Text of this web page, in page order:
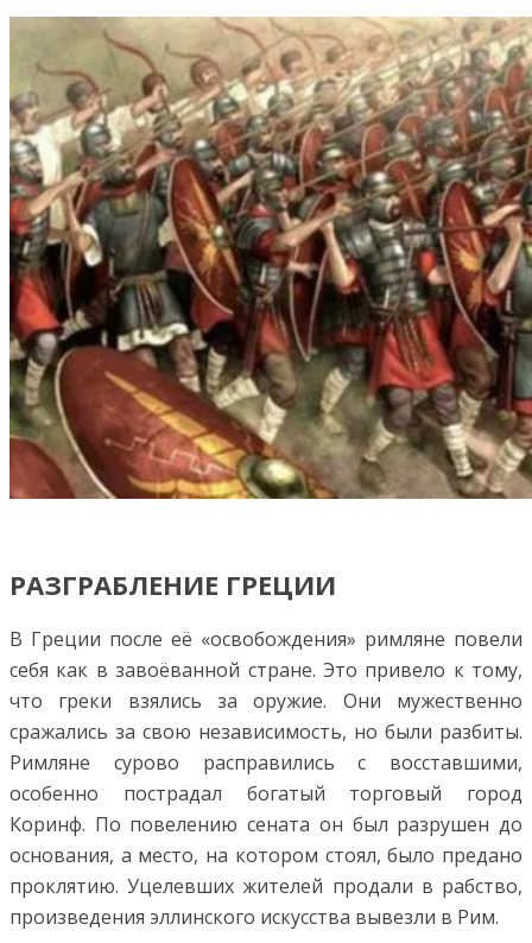
РАЗГРАБЛЕНИЕ ГРЕЦИИ
В Греции после её «освобождения» римляне повели
себя как в завоёванной стране. Это привело к тому,
что греки взялись за оружие. Они мужественно
сражались за свою независимость, но были разбиты.
Римляне сурово расправились с восставшими,
особенно пострадал богатый торговый город
Коринф. По повелению сената он был разрушен до
основания, а место, на котором стоял, было предано
проклятию. Уцелевших жителей продали в рабство,
произведения эллинского искусства вывезли в Рим.